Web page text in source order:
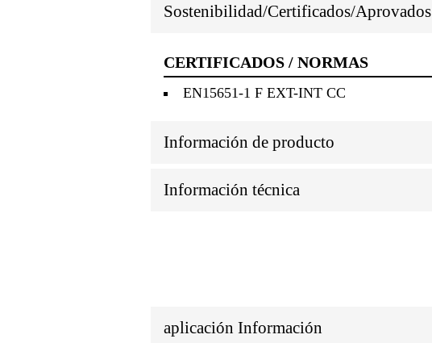
Sostenibilidad/Certificados/Aprovados
CERTIFICADOS / NORMAS
EN15651-1 F EXT-INT CC
Información de producto
Información técnica
aplicación Información